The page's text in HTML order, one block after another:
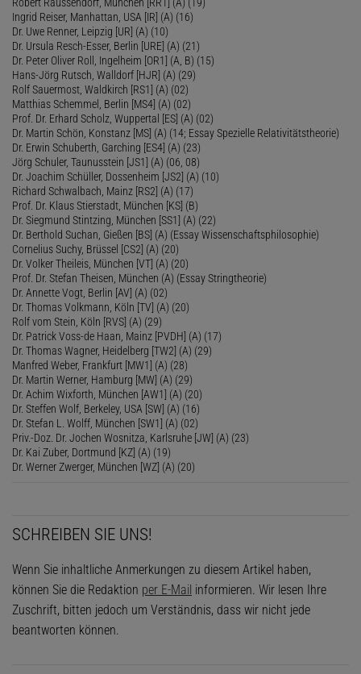
Ingrid Reiser, Manhattan, USA [IR] (A) (16)
Dr. Uwe Renner, Leipzig [UR] (A) (10)
Dr. Ursula Resch-Esser, Berlin [URE] (A) (21)
Dr. Peter Oliver Roll, Ingelheim [OR1] (A, B) (15)
Hans-Jörg Rutsch, Walldorf [HJR] (A) (29)
Rolf Sauermost, Waldkirch [RS1] (A) (02)
Matthias Schemmel, Berlin [MS4] (A) (02)
Prof. Dr. Erhard Scholz, Wuppertal [ES] (A) (02)
Dr. Martin Schön, Konstanz [MS] (A) (14; Essay Spezielle Relativitätstheorie)
Dr. Erwin Schuberth, Garching [ES4] (A) (23)
Jörg Schuler, Taunusstein [JS1] (A) (06, 08)
Dr. Joachim Schüller, Dossenheim [JS2] (A) (10)
Richard Schwalbach, Mainz [RS2] (A) (17)
Prof. Dr. Klaus Stierstadt, München [KS] (B)
Dr. Siegmund Stintzing, München [SS1] (A) (22)
Dr. Berthold Suchan, Gießen [BS] (A) (Essay Wissenschaftsphilosophie)
Cornelius Suchy, Brüssel [CS2] (A) (20)
Dr. Volker Theileis, München [VT] (A) (20)
Prof. Dr. Stefan Theisen, München (A) (Essay Stringtheorie)
Dr. Annette Vogt, Berlin [AV] (A) (02)
Dr. Thomas Volkmann, Köln [TV] (A) (20)
Rolf vom Stein, Köln [RVS] (A) (29)
Dr. Patrick Voss-de Haan, Mainz [PVDH] (A) (17)
Dr. Thomas Wagner, Heidelberg [TW2] (A) (29)
Manfred Weber, Frankfurt [MW1] (A) (28)
Dr. Martin Werner, Hamburg [MW] (A) (29)
Dr. Achim Wixforth, München [AW1] (A) (20)
Dr. Steffen Wolf, Berkeley, USA [SW] (A) (16)
Dr. Stefan L. Wolff, München [SW1] (A) (02)
Priv.-Doz. Dr. Jochen Wosnitza, Karlsruhe [JW] (A) (23)
Dr. Kai Zuber, Dortmund [KZ] (A) (19)
Dr. Werner Zwerger, München [WZ] (A) (20)
SCHREIBEN SIE UNS!
Wenn Sie inhaltliche Anmerkungen zu diesem Artikel haben,
können Sie die Redaktion per E-Mail informieren. Wir lesen Ihre
Zuschrift, bitten jedoch um Verständnis, dass wir nicht jede
beantworten können.